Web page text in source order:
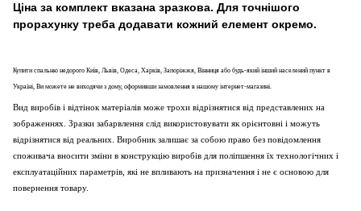
Ціна за комплект вказана зразкова. Для точнішого
прорахунку треба додавати кожний елемент окремо.
Купити спальню недорого Київ, Львів, Одеса, Харків, Запоріжжя, Вінниця або будь-який інший населений пункт в
Україні, Ви можете не виходячи з дому, оформивши замовлення в нашому інтернет-магазині.
Вид виробів і відтінок матеріалів може трохи відрізнятися від представлених на
зображеннях. Зразки забарвлення слід використовувати як орієнтовні і можуть
відрізнятися від реальних. Виробник залишає за собою право без повідомлення
споживача вносити зміни в конструкцію виробів для поліпшення їх технологічних і
експлуатаційних параметрів, які не впливають на призначення і не є основою для
повернення товару.